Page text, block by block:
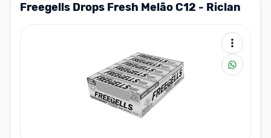
Freegells Drops Fresh Melão C12 - Riclan